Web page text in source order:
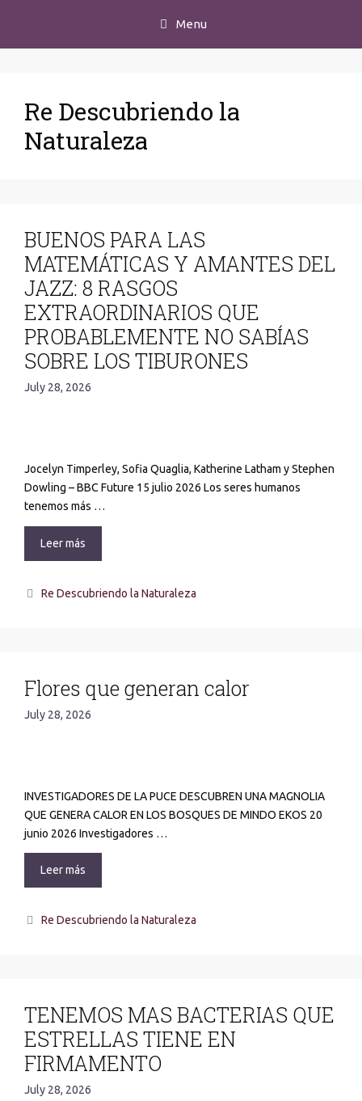
Menu
Re Descubriendo la
Naturaleza
BUENOS PARA LAS
MATEMÁTICAS Y AMANTES DEL
JAZZ: 8 RASGOS
EXTRAORDINARIOS QUE
PROBABLEMENTE NO SABÍAS
SOBRE LOS TIBURONES
July 28, 2026
Jocelyn Timperley, Sofia Quaglia, Katherine Latham y Stephen
Dowling – BBC Future 15 julio 2026 Los seres humanos
tenemos más …
Leer más
Re Descubriendo la Naturaleza
Flores que generan calor
July 28, 2026
INVESTIGADORES DE LA PUCE DESCUBREN UNA MAGNOLIA
QUE GENERA CALOR EN LOS BOSQUES DE MINDO EKOS 20
junio 2026 Investigadores …
Leer más
Re Descubriendo la Naturaleza
TENEMOS MAS BACTERIAS QUE
ESTRELLAS TIENE EN
FIRMAMENTO
July 28, 2026